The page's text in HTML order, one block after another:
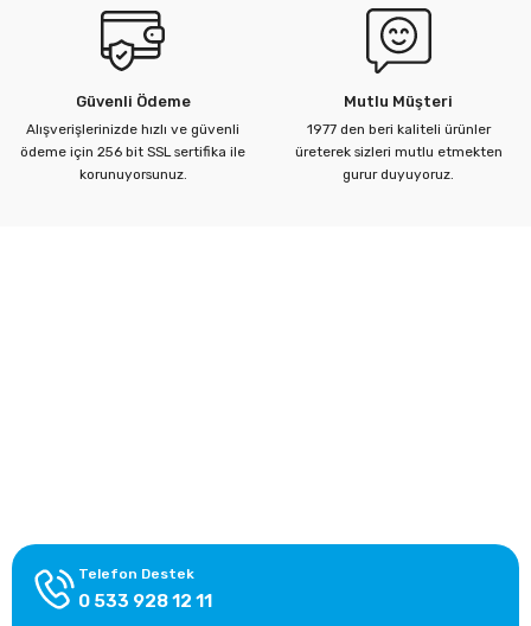
Güvenli Ödeme
Alışverişlerinizde hızlı ve güvenli
ödeme için 256 bit SSL sertifika ile
korunuyorsunuz.
Mutlu Müşteri
1977 den beri kaliteli ürünler
üreterek sizleri mutlu etmekten
gurur duyuyoruz.
Telefon Destek
0 533 928 12 11